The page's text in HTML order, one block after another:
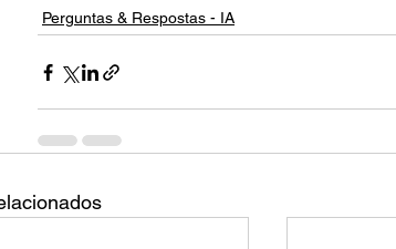
Perguntas & Respostas - IA